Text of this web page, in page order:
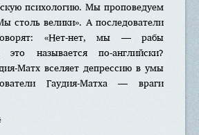
психологию. Мы проповедуем
столь велики». А последователи
«Нет-нет, мы — рабы
называется по-английски?
Матх вселяет депрессию в умы
Гаудия-Матха — враги